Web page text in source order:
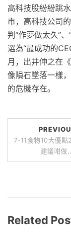
高科技股紛紛跳
市，高科技公司
判“作夢做太久”
選為“最成功的
月，出井伸之在
像隕石墜落一樣
的危機存在。
7-11食物10大優
建議咁做
Related